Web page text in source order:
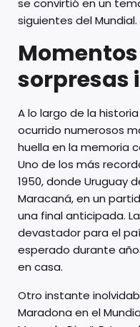
se convirtió en un
siguientes del Mundial.
sorpresas
A lo largo de la
ocurrido numerosos
huella en la memoria
Uno de los más
1950, donde Uruguay
Maracaná, en un
una final anticipada.
devastador para el
esperado durante
en casa.
Otro instante
Maradona en el